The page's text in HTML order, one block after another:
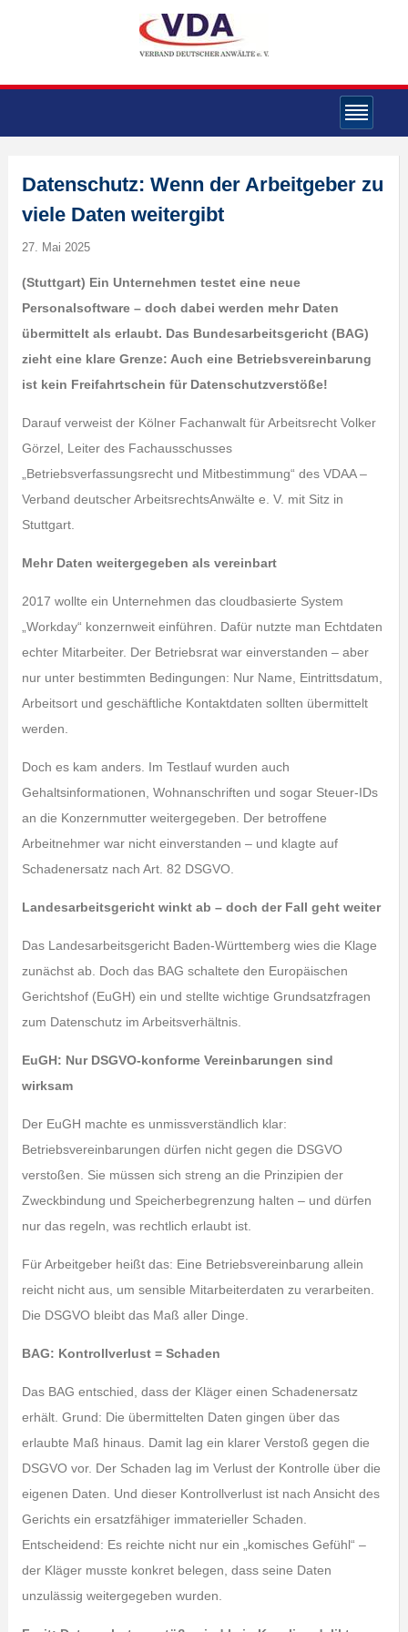
Datenschutz: Wenn der Arbeitgeber zu
viele Daten weitergibt
27. Mai 2025
(Stuttgart) Ein Unternehmen testet eine neue
Personalsoftware – doch dabei werden mehr Daten
übermittelt als erlaubt. Das Bundesarbeitsgericht (BAG)
zieht eine klare Grenze: Auch eine Betriebsvereinbarung
ist kein Freifahrtschein für Datenschutzverstöße!
Darauf verweist der Kölner Fachanwalt für Arbeitsrecht Volker
Görzel, Leiter des Fachausschusses
„Betriebsverfassungsrecht und Mitbestimmung“ des VDAA –
Verband deutscher ArbeitsrechtsAnwälte e. V. mit Sitz in
Stuttgart.
Mehr Daten weitergegeben als vereinbart
2017 wollte ein Unternehmen das cloudbasierte System
„Workday“ konzernweit einführen. Dafür nutzte man Echtdaten
echter Mitarbeiter. Der Betriebsrat war einverstanden – aber
nur unter bestimmten Bedingungen: Nur Name, Eintrittsdatum,
Arbeitsort und geschäftliche Kontaktdaten sollten übermittelt
werden.
Doch es kam anders. Im Testlauf wurden auch
Gehaltsinformationen, Wohnanschriften und sogar Steuer-IDs
an die Konzernmutter weitergegeben. Der betroffene
Arbeitnehmer war nicht einverstanden – und klagte auf
Schadenersatz nach Art. 82 DSGVO.
Landesarbeitsgericht winkt ab – doch der Fall geht weiter
Das Landesarbeitsgericht Baden-Württemberg wies die Klage
zunächst ab. Doch das BAG schaltete den Europäischen
Gerichtshof (EuGH) ein und stellte wichtige Grundsatzfragen
zum Datenschutz im Arbeitsverhältnis.
EuGH: Nur DSGVO-konforme Vereinbarungen sind
wirksam
Der EuGH machte es unmissverständlich klar:
Betriebsvereinbarungen dürfen nicht gegen die DSGVO
verstoßen. Sie müssen sich streng an die Prinzipien der
Zweckbindung und Speicherbegrenzung halten – und dürfen
nur das regeln, was rechtlich erlaubt ist.
Für Arbeitgeber heißt das: Eine Betriebsvereinbarung allein
reicht nicht aus, um sensible Mitarbeiterdaten zu verarbeiten.
Die DSGVO bleibt das Maß aller Dinge.
BAG: Kontrollverlust = Schaden
Das BAG entschied, dass der Kläger einen Schadenersatz
erhält. Grund: Die übermittelten Daten gingen über das
erlaubte Maß hinaus. Damit lag ein klarer Verstoß gegen die
DSGVO vor. Der Schaden lag im Verlust der Kontrolle über die
eigenen Daten. Und dieser Kontrollverlust ist nach Ansicht des
Gerichts ein ersatzfähiger immaterieller Schaden.
Entscheidend: Es reichte nicht nur ein „komisches Gefühl“ –
der Kläger musste konkret belegen, dass seine Daten
unzulässig weitergegeben wurden.